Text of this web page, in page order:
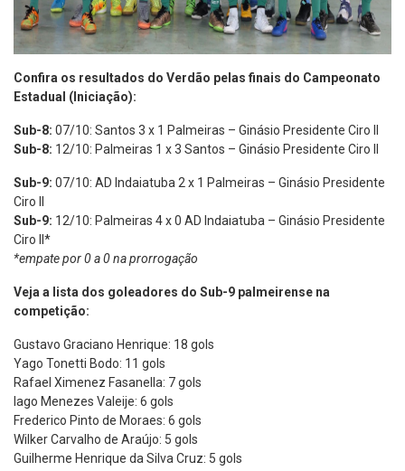
Confira os resultados do Verdão pelas finais do Campeonato
Estadual (Iniciação):
Sub-8: 07/10: Santos 3 x 1 Palmeiras – Ginásio Presidente Ciro II
Sub-8: 12/10: Palmeiras 1 x 3 Santos – Ginásio Presidente Ciro II
Sub-9: 07/10: AD Indaiatuba 2 x 1 Palmeiras – Ginásio Presidente
Ciro II
Sub-9: 12/10: Palmeiras 4 x 0 AD Indaiatuba – Ginásio Presidente
Ciro II*
*empate por 0 a 0 na prorrogação
Veja a lista dos goleadores do Sub-9 palmeirense na
competição:
Gustavo Graciano Henrique: 18 gols
Yago Tonetti Bodo: 11 gols
Rafael Ximenez Fasanella: 7 gols
Iago Menezes Valeije: 6 gols
Frederico Pinto de Moraes: 6 gols
Wilker Carvalho de Araújo: 5 gols
Guilherme Henrique da Silva Cruz: 5 gols